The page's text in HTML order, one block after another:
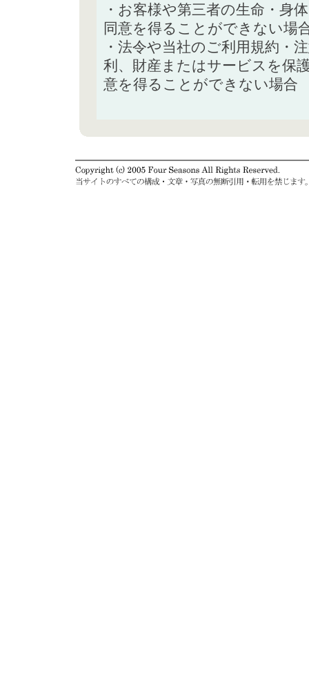
・お客様や第三者の生命・身
同意を得ることができない場
・法令や当社のご利用規約・
利、財産またはサービスを保
意を得ることができない場合